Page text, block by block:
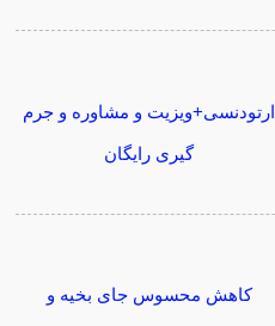
ارتودنسی+ویزیت و مشاوره و جرم
گیری رایگان
کاهش محسوس جای بخیه و